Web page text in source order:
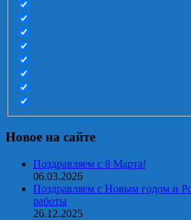
Новое на сайте
Поздравляем с 8 Марта!
06.03.2026
Поздравляем с Новым годом и
работы
26.12.2025